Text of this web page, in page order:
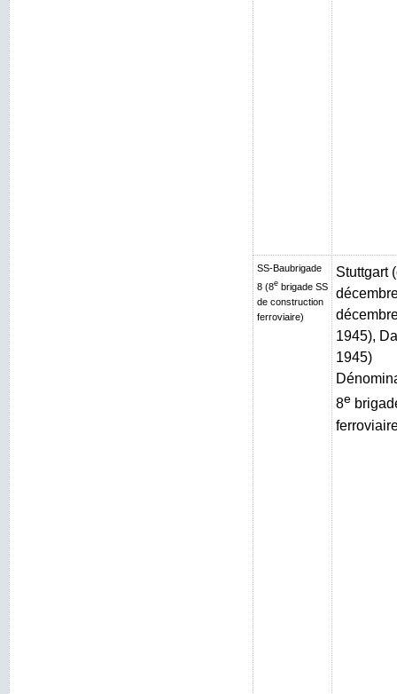
SS-Baubrigade
8 (8e brigade SS
de construction
ferroviaire)
Stuttgart
1945),
1945)
8e